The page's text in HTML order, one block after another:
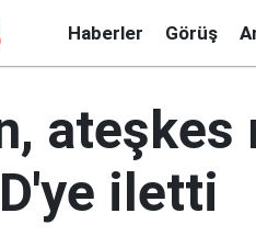
Haberler Görüş
ateşkes
iletti